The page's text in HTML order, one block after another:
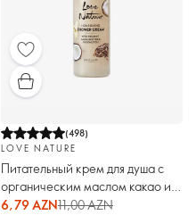
(498)
LOVE NATURE
Питательный крем для душа с
органическим маслом какао и
кокоса Love Nature
6,79 AZN11,00 AZN